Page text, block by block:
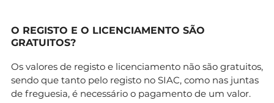
O REGISTO E O LICENCIAMENTO SÃO
GRATUITOS?
Os valores de registo e licenciamento não são gratuitos,
sendo que tanto pelo registo no SIAC, como nas juntas
de freguesia, é necessário o pagamento de um valor.